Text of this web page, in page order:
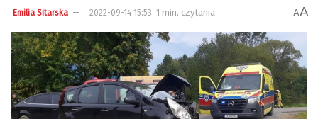
Emilia Sitarska 2022-09-14 15:53 1 min. czytania AA